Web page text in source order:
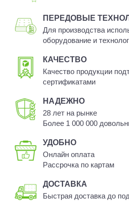
ПЕРЕДОВЫЕ
Для производства
оборудование и
КАЧЕСТВО
Качество продукции
сертификатами
НАДЕЖНО
28 лет на рынке
Более 1 000 000
УДОБНО
Онлайн оплата
Рассрочка по картам
ДОСТАВКА
Быстрая доставка до